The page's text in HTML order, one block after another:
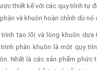
thiết kế với các quy trình tự
và khuôn hoàn chỉnh dù nó
tạo lõi và lòng khuôn dựa
phân khuôn là một quy
Nhất là các sản phẩm phức